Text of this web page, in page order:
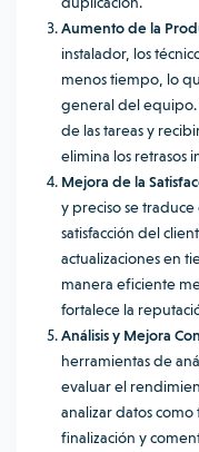
Aumento de la
instalador, los
menos tiempo, lo
general del equipo.
de las tareas y
elimina los retrasos
Mejora de la
y preciso se
satisfacción del
actualizaciones en
manera eficiente
fortalece la
Análisis y Mejora
herramientas de
evaluar el
analizar datos
finalización y